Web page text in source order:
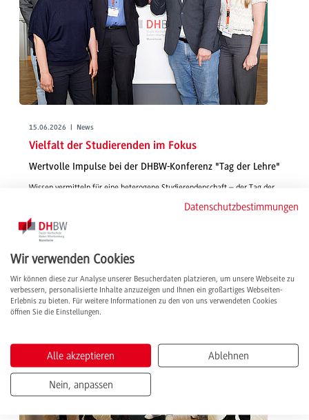
15.06.2026 | News
Vielfalt der Studierenden im Fokus
Wertvolle Impulse bei der DHBW-Konferenz "Tag der Lehre"
Wissen vermitteln für eine heterogene Studierendenschaft – der Tag der
Lehre am 21.05.2026 an der DHBW Mannheim bot spannende Vorträge,
100 Teilnehmende.
weiterlesen
Datenschutzbestimmungen
Wir verwenden Cookies
Wir können diese zur Analyse unserer Besucherdaten platzieren, um unsere Webseite zu
verbessern, personalisierte Inhalte anzuzeigen und Ihnen ein großartiges Webseiten-
Erlebnis zu bieten. Für weitere Informationen zu den von uns verwendeten Cookies
öffnen Sie die Einstellungen.
Alle akzeptieren Ablehnen
Nein, anpassen